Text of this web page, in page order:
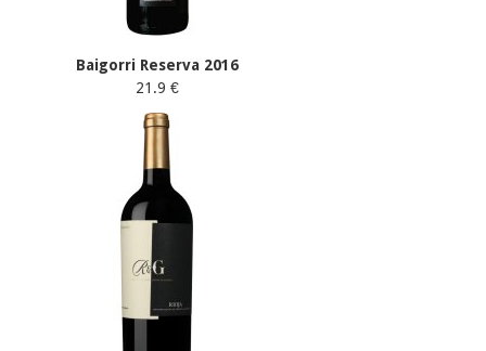
Baigorri Reserva 2016
21.9 €